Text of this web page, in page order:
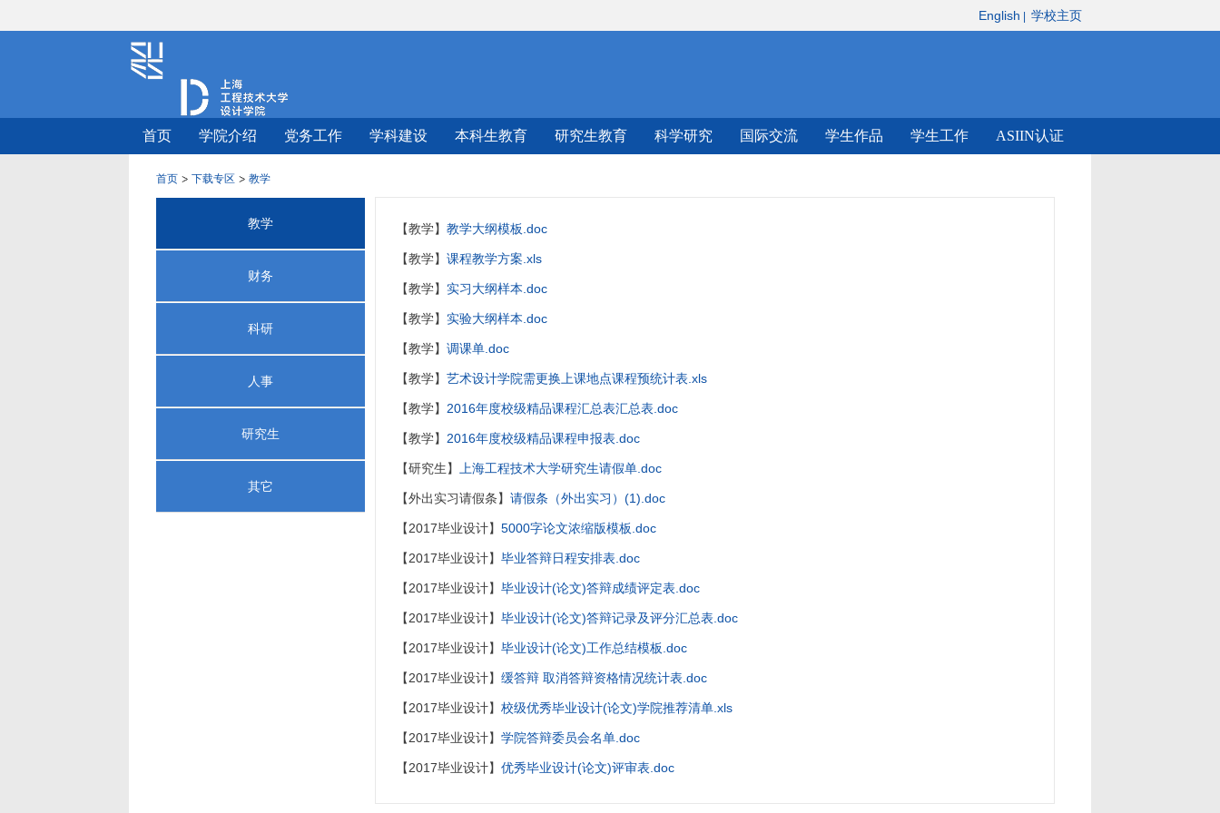
English 学校主页
首页 学院介绍 党务工作 学科建设 本科生教育 研究生教育 科学研究 国际交流 学生作品 学生工作 ASIIN认证
首页 下载专区 教学
教学
财务
科研
人事
研究生
其它
【教学】 教学大纲模板.doc
【教学】 课程教学方案.xls
【教学】 实习大纲样本.doc
【教学】 实验大纲样本.doc
【教学】 调课单.doc
【教学】 艺术设计学院需更换上课地点课程预统计表.xls
【教学】 2016年度校级精品课程汇总表汇总表.doc
【教学】 2016年度校级精品课程申报表.doc
【研究生】 上海工程技术大学研究生请假单.doc
【外出实习请假条】 请假条（外出实习）(1).doc
【2017毕业设计】 5000字论文浓缩版模板.doc
【2017毕业设计】 毕业答辩日程安排表.doc
【2017毕业设计】 毕业设计(论文)答辩成绩评定表.doc
【2017毕业设计】 毕业设计(论文)答辩记录及评分汇总表.doc
【2017毕业设计】 毕业设计(论文)工作总结模板.doc
【2017毕业设计】 缓答辩 取消答辩资格情况统计表.doc
【2017毕业设计】 校级优秀毕业设计(论文)学院推荐清单.xls
【2017毕业设计】 学院答辩委员会名单.doc
【2017毕业设计】 优秀毕业设计(论文)评审表.doc